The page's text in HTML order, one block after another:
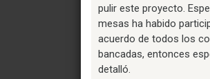
pulir este proyecto.
mesas ha habido
acuerdo de todos los
bancadas, entonces
detalló.